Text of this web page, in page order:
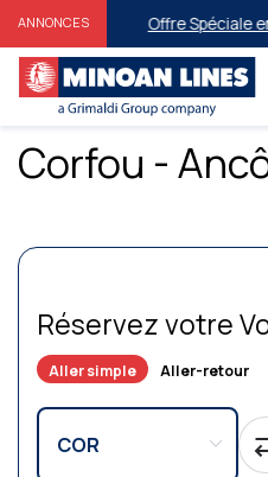
ANNONCES Offre Spéciale
Corfou -
Réservez votre
Aller simple Aller-retour